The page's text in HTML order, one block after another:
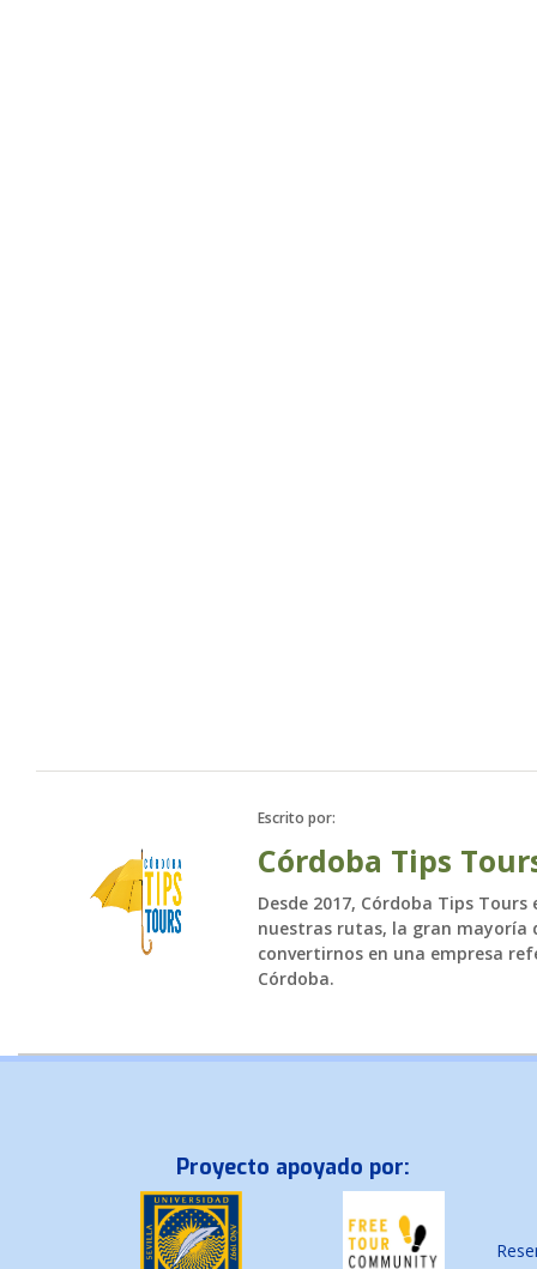
Escrito por:
Córdoba Tips
Desde 2017, Córdoba Tips
nuestras rutas, la gran mayoría
convertirnos en una empresa
Córdoba.
Proyecto apoyado por: